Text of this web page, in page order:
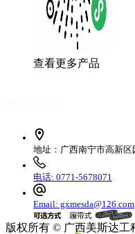
查看更多产品
地址：广西南宁市高新区
电话: 0771-5678071
Email: gxmesda@126.com
版权所有 © 广西美斯达工